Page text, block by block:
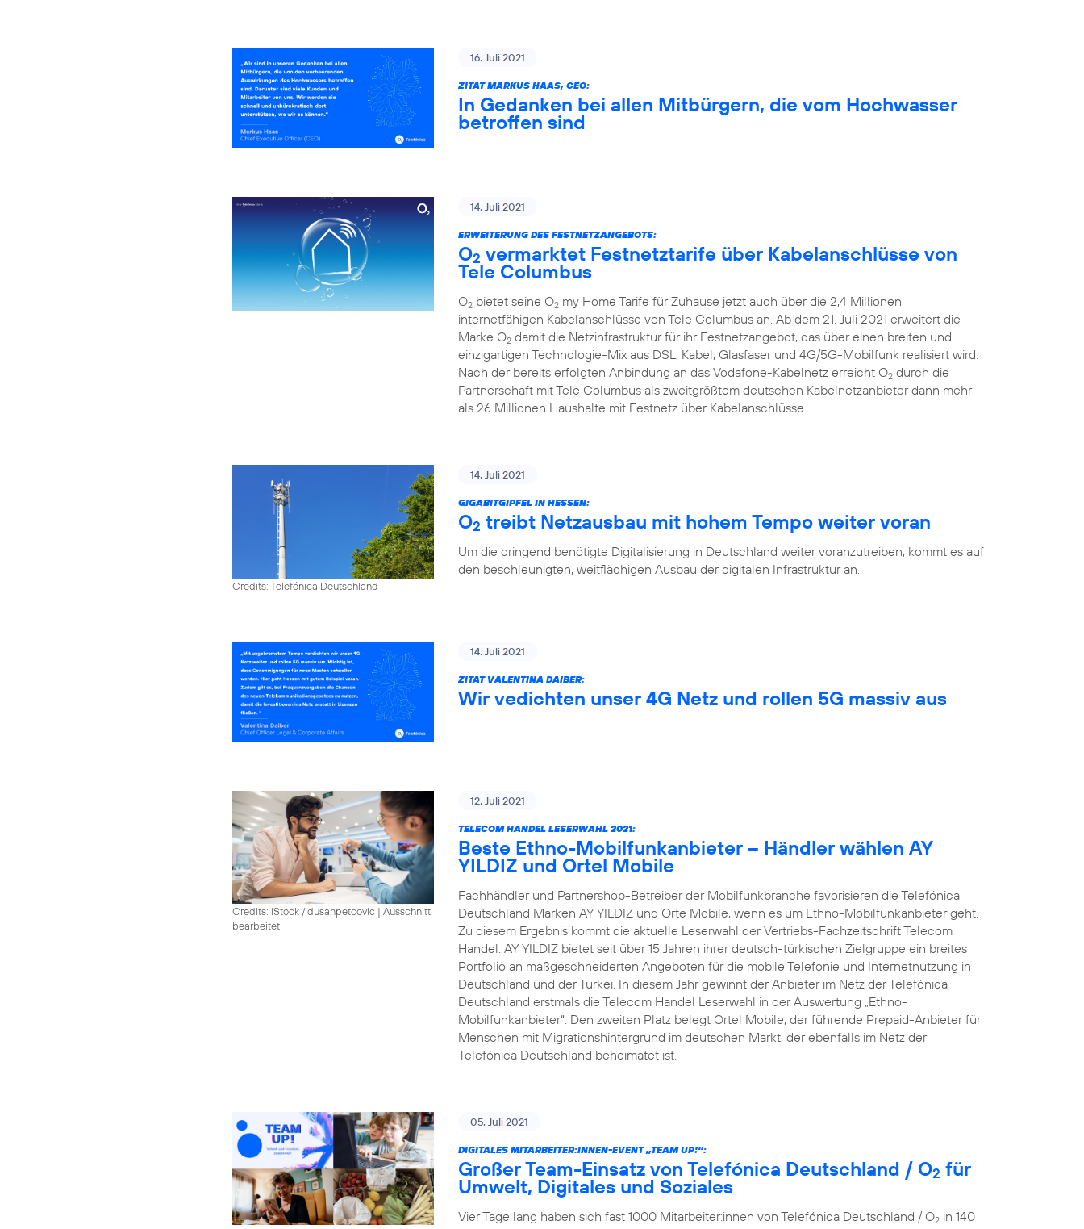
16. Juli 2021
ZITAT MARKUS HAAS, CEO:
In Gedanken bei allen Mitbürgern, die vom Hochwasser
betroffen sind
14. Juli 2021
ERWEITERUNG DES FESTNETZANGEBOTS:
O2 vermarktet Festnetztarife über Kabelanschlüsse von
Tele Columbus
O2 bietet seine O2 my Home Tarife für Zuhause jetzt auch über die 2,4 Millionen
internetfähigen Kabelanschlüsse von Tele Columbus an. Ab dem 21. Juli 2021 erweitert die
Marke O2 damit die Netzinfrastruktur für ihr Festnetzangebot, das über einen breiten und
einzigartigen Technologie-Mix aus DSL, Kabel, Glasfaser und 4G/5G-Mobilfunk realisiert wird.
Nach der bereits erfolgten Anbindung an das Vodafone-Kabelnetz erreicht O2 durch die
Partnerschaft mit Tele Columbus als zweitgrößtem deutschen Kabelnetzanbieter dann mehr
als 26 Millionen Haushalte mit Festnetz über Kabelanschlüsse.
Credits: Telefónica Deutschland
14. Juli 2021
GIGABITGIPFEL IN HESSEN:
O2 treibt Netzausbau mit hohem Tempo weiter voran
Um die dringend benötigte Digitalisierung in Deutschland weiter voranzutreiben, kommt es auf
den beschleunigten, weitflächigen Ausbau der digitalen Infrastruktur an.
14. Juli 2021
ZITAT VALENTINA DAIBER:
Wir vedichten unser 4G Netz und rollen 5G massiv aus
Credits: iStock / dusanpetcovic | Ausschnitt
bearbeitet
12. Juli 2021
TELECOM HANDEL LESERWAHL 2021:
Beste Ethno-Mobilfunkanbieter – Händler wählen AY
YILDIZ und Ortel Mobile
Fachhändler und Partnershop-Betreiber der Mobilfunkbranche favorisieren die Telefónica
Deutschland Marken AY YILDIZ und Orte Mobile, wenn es um Ethno-Mobilfunkanbieter geht.
Zu diesem Ergebnis kommt die aktuelle Leserwahl der Vertriebs-Fachzeitschrift Telecom
Handel. AY YILDIZ bietet seit über 15 Jahren ihrer deutsch-türkischen Zielgruppe ein breites
Portfolio an maßgeschneiderten Angeboten für die mobile Telefonie und Internetnutzung in
Deutschland und der Türkei. In diesem Jahr gewinnt der Anbieter im Netz der Telefónica
Deutschland erstmals die Telecom Handel Leserwahl in der Auswertung „Ethno-
Mobilfunkanbieter“. Den zweiten Platz belegt Ortel Mobile, der führende Prepaid-Anbieter für
Menschen mit Migrationshintergrund im deutschen Markt, der ebenfalls im Netz der
Telefónica Deutschland beheimatet ist.
05. Juli 2021
DIGITALES MITARBEITER:INNEN-EVENT „TEAM UP!“:
Großer Team-Einsatz von Telefónica Deutschland / O2 für
Umwelt, Digitales und Soziales
Vier Tage lang haben sich fast 1000 Mitarbeiter:innen von Telefónica Deutschland / O2 in 140